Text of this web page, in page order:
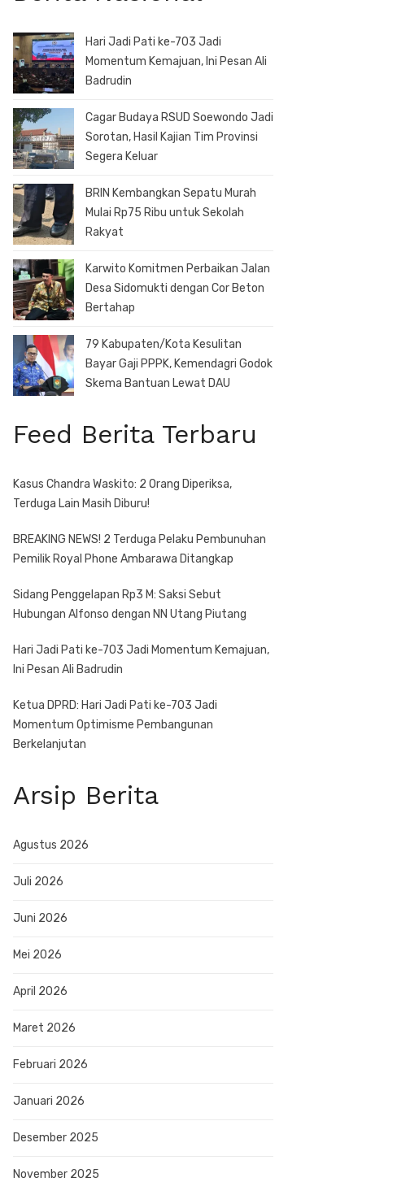
Hari Jadi Pati ke-703 Jadi
Momentum Kemajuan, Ini Pesan Ali
Badrudin
Cagar Budaya RSUD Soewondo Jadi
Sorotan, Hasil Kajian Tim Provinsi
Segera Keluar
BRIN Kembangkan Sepatu Murah
Mulai Rp75 Ribu untuk Sekolah
Rakyat
Karwito Komitmen Perbaikan Jalan
Desa Sidomukti dengan Cor Beton
Bertahap
79 Kabupaten/Kota Kesulitan
Bayar Gaji PPPK, Kemendagri Godok
Skema Bantuan Lewat DAU
Feed Berita Terbaru
Kasus Chandra Waskito: 2 Orang Diperiksa,
Terduga Lain Masih Diburu!
BREAKING NEWS! 2 Terduga Pelaku Pembunuhan
Pemilik Royal Phone Ambarawa Ditangkap
Sidang Penggelapan Rp3 M: Saksi Sebut
Hubungan Alfonso dengan NN Utang Piutang
Hari Jadi Pati ke-703 Jadi Momentum Kemajuan,
Ini Pesan Ali Badrudin
Ketua DPRD: Hari Jadi Pati ke-703 Jadi
Momentum Optimisme Pembangunan
Berkelanjutan
Arsip Berita
Agustus 2026
Juli 2026
Juni 2026
Mei 2026
April 2026
Maret 2026
Februari 2026
Januari 2026
Desember 2025
November 2025